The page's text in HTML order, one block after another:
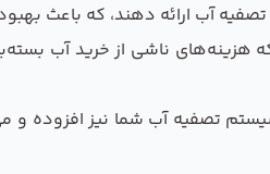
تصفیه آب ارائه دهند، که باعث
هزینه‌های ناشی از خرید آب
تصفیه آب شما نیز افزوده و